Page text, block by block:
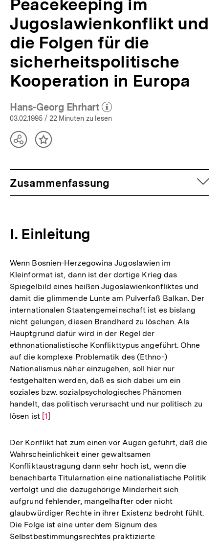
Peacekeeping im
Jugoslawienkonflikt und
die Folgen für die
sicherheitspolitische
Kooperation in Europa
Hans-Georg Ehrhart
(Mehr zum Autor)
öffnen
03.02.1995 / 22 Minuten zu lesen
TeilenInhalt
Zusammenfassung
I. Einleitung
Wenn Bosnien-Herzegowina Jugoslawien im
Kleinformat ist, dann ist der dortige Krieg das
Spiegelbild eines heißen Jugoslawienkonfliktes und
damit die glimmende Lunte am Pulverfaß Balkan. Der
internationalen Staatengemeinschaft ist es bislang
nicht gelungen, diesen Brandherd zu löschen. Als
Hauptgrund dafür wird in der Regel der
ethnonationalistische Konflikttypus angeführt. Ohne
auf die komplexe Problematik des (Ethno-)
Nationalismus näher einzugehen, soll hier nur
festgehalten werden, daß es sich dabei um ein
soziales bzw. sozialpsychologisches Phänomen
handelt, das politisch verursacht und nur politisch zu
lösen ist Zur
der
Fußnote
[1]
Der Konflikt hat zum einen vor Augen geführt, daß die
Wahrscheinlichkeit einer gewaltsamen
Konfliktaustragung dann sehr hoch ist, wenn die
benachbarte Titularnation eine nationalistische Politik
verfolgt und die dazugehörige Minderheit sich
aufgrund fehlender, mangelhafter oder nicht
glaubwürdiger Rechte in ihrer Existenz bedroht fühlt.
Die Folge ist eine unter dem Signum des
Selbstbestimmungsrechtes praktizierte